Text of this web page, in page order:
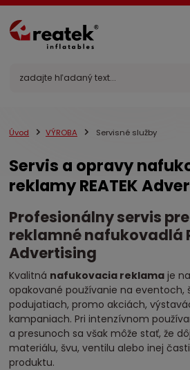
Úvod VÝROBA Servisné služby
Servis a opravy
reklamy REATEK
Profesionálny servis
reklamné nafukovadlá
Advertising
Kvalitná nafukovacia reklama je
opakované používanie na eventoch,
podujatiach, promo akciách,
kampaniach. Pri intenzívnom
a presunoch sa však môže stať, že
materiálu, švu, ventilu alebo inej
produktu.